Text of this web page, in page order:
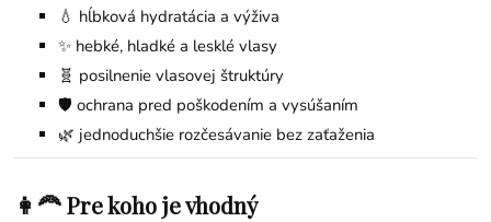
💧 hĺbková hydratácia a výživa
✨ hebké, hladké a lesklé vlasy
🧬 posilnenie vlasovej štruktúry
🛡️ ochrana pred poškodením a vysúšaním
🌿 jednoduchšie rozčesávanie bez zaťaženia
👩‍🦰 Pre koho je vhodný